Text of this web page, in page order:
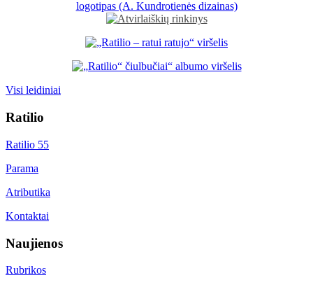
Visi leidiniai
Ratilio
Ratilio 55
Parama
Atributika
Kontaktai
Naujienos
Rubrikos